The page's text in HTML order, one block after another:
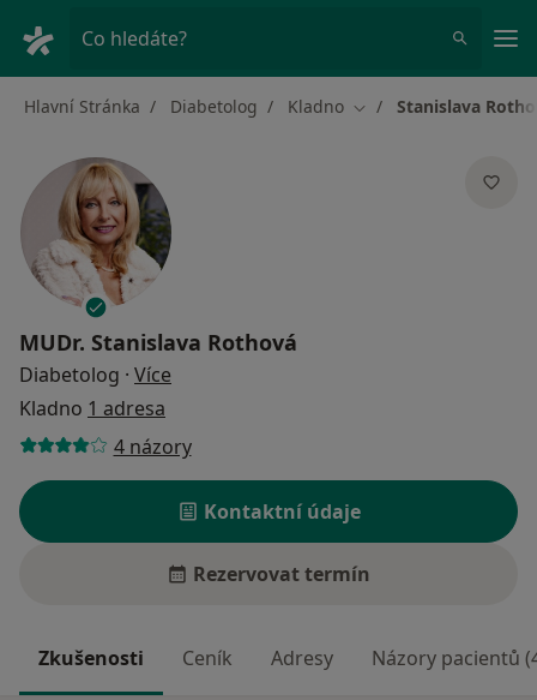
Co hledáte?
Hlavní Stránka Diabetolog Kladno Změna města
Stanislava
MUDr. Stanislava Rothová
Diabetolog · Více
Kladno 1 adresa
4 názory
Kontaktní údaje
Rezervovat termín
Zkušenosti Ceník Adresy Názory pacientů